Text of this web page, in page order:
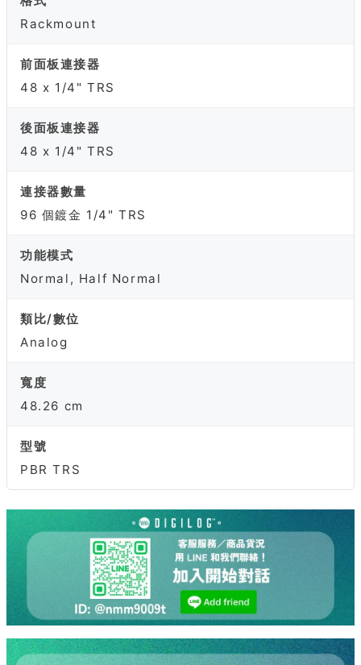
Rackmount
前面板連接器
48 x 1/4" TRS
後面板連接器
48 x 1/4" TRS
連接器數量
96 個鍍金 1/4" TRS
功能模式
Normal, Half Normal
類比/數位
Analog
寬度
48.26 cm
型號
PBR TRS